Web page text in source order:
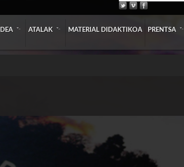
» ATALAK » MATERIAL DIDAKTIKOA PRENTSA »